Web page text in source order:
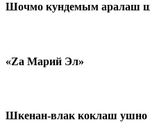
Шочмо кундемым аралаш
«Zа Марий Эл»
Шкенан-влак коклаш ушно